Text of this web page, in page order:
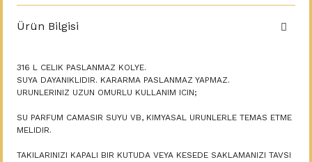
Ürün Bilgisi
316 L CELIK PASLANMAZ KOLYE.
SUYA DAYANIKLIDIR. KARARMA PASLANMAZ YAPMAZ.
URUNLERINIZ UZUN OMURLU KULLANIM ICIN;
SU PARFUM CAMASIR SUYU VB, KIMYASAL URUNLERLE TEMAS ETME
MELIDIR.
TAKILARINIZI KAPALI BIR KUTUDA VEYA KESEDE SAKLAMANIZI TAVSI